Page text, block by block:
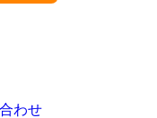
わせ